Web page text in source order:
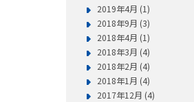
2019年4月 (1)
2018年9月 (3)
2018年4月 (1)
2018年3月 (4)
2018年2月 (4)
2018年1月 (4)
2017年12月 (4)